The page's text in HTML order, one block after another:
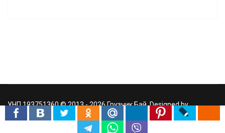
УНП 193751360 © 2013 - 2026 Грузчик Бай. Designed by
Gryzchik.By